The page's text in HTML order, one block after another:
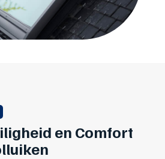
en Comfort